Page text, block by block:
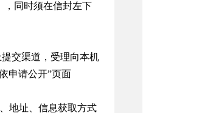
，同时须在信封左下
交渠道，受理向本机
申请公开”页面
地址、信息获取方式